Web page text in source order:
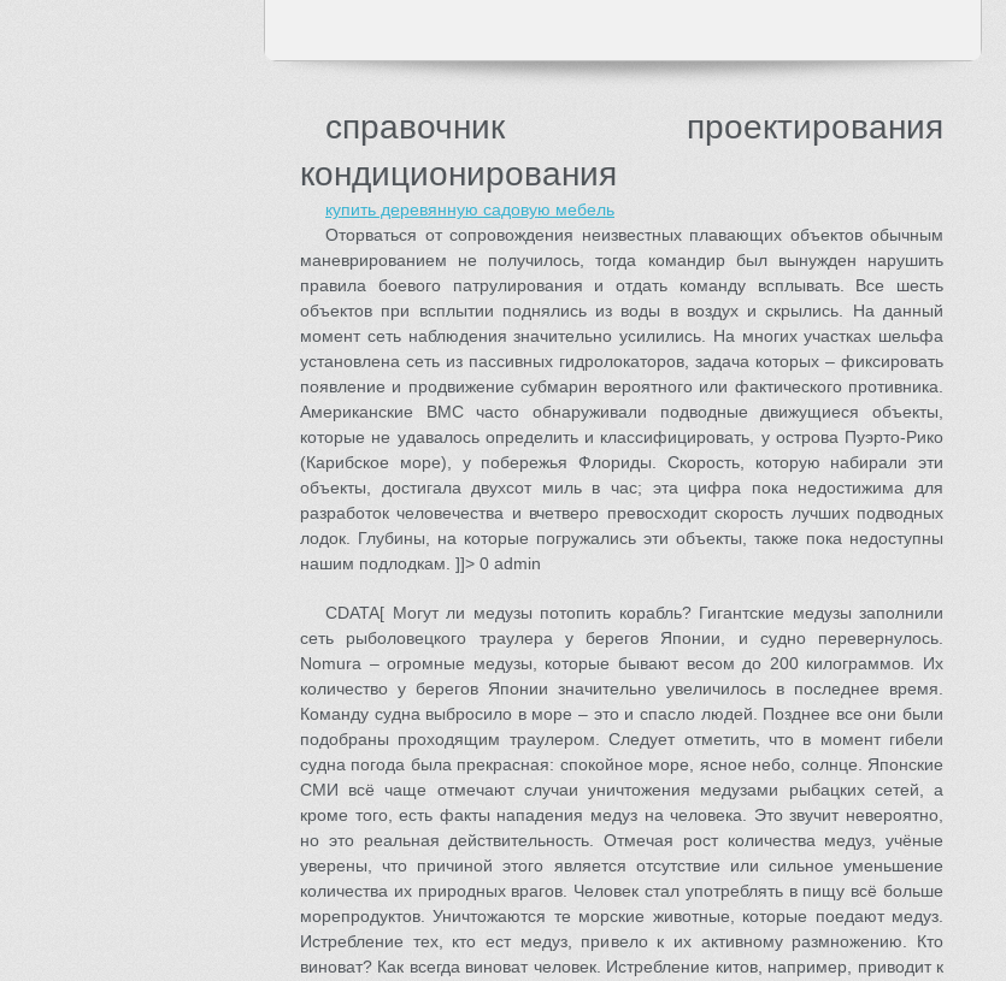
справочник проектирования
кондиционирования
купить деревянную садовую мебель
Оторваться от сопровождения неизвестных плавающих объектов обычным
маневрированием не получилось, тогда командир был вынужден нарушить
правила боевого патрулирования и отдать команду всплывать. Все шесть
объектов при всплытии поднялись из воды в воздух и скрылись. На данный
момент сеть наблюдения значительно усилились. На многих участках шельфа
установлена сеть из пассивных гидролокаторов, задача которых – фиксировать
появление и продвижение субмарин вероятного или фактического противника.
Американские ВМС часто обнаруживали подводные движущиеся объекты,
которые не удавалось определить и классифицировать, у острова Пуэрто-Рико
(Карибское море), у побережья Флориды. Скорость, которую набирали эти
объекты, достигала двухсот миль в час; эта цифра пока недостижима для
разработок человечества и вчетверо превосходит скорость лучших подводных
лодок. Глубины, на которые погружались эти объекты, также пока недоступны
нашим подлодкам. ]]> 0 admin
CDATA[ Могут ли медузы потопить корабль? Гигантские медузы заполнили
сеть рыболовецкого траулера у берегов Японии, и судно перевернулось.
Nomura – огромные медузы, которые бывают весом до 200 килограммов. Их
количество у берегов Японии значительно увеличилось в последнее время.
Команду судна выбросило в море – это и спасло людей. Позднее все они были
подобраны проходящим траулером. Следует отметить, что в момент гибели
судна погода была прекрасная: спокойное море, ясное небо, солнце. Японские
СМИ всё чаще отмечают случаи уничтожения медузами рыбацких сетей, а
кроме того, есть факты нападения медуз на человека. Это звучит невероятно,
но это реальная действительность. Отмечая рост количества медуз, учёные
уверены, что причиной этого является отсутствие или сильное уменьшение
количества их природных врагов. Человек стал употреблять в пищу всё больше
морепродуктов. Уничтожаются те морские животные, которые поедают медуз.
Истребление тех, кто ест медуз, привело к их активному размножению. Кто
виноват? Как всегда виноват человек. Истребление китов, например, приводит к